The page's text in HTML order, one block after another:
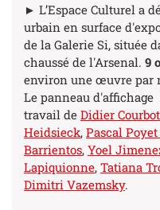
► L’Espace Culturel a
urbain en surface
de la Galerie Si, située
chaussé de l'Arsenal. 9
environ une œuvre par
Le panneau
travail de Didier Courbot
Heidsieck, Pascal
Barrientos, Yoel
Lapiquionne, Tatiana
Dimitri Vazemsky.